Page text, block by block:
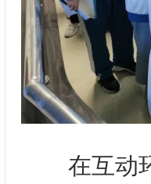
在互动